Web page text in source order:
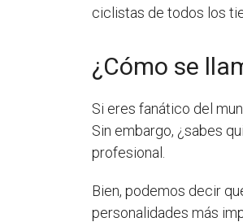
ciclistas de todos los
¿Cómo se
Si eres fanático del
Sin embargo, ¿sabes
profesional.
Bien, podemos decir
personalidades más